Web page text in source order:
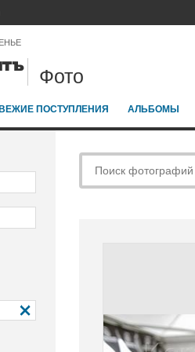
Фото
ПОСТУПЛЕНИЯ АЛЬБОМЫ